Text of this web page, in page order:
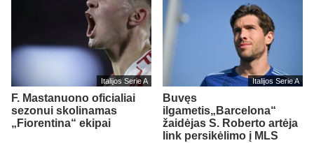
Italijos Serie A
F. Mastanuono oficialiai
sezonui skolinamas
„Fiorentina“ ekipai
Italijos Serie A
Buvęs
ilgametis„Barcelona“
žaidėjas S. Roberto artėja
link persikėlimo į MLS